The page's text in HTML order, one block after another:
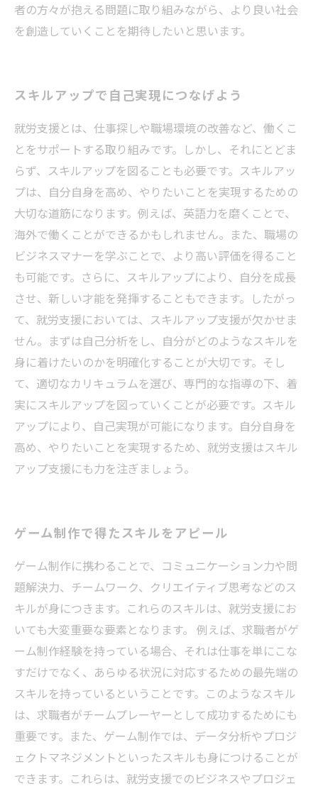
者の方々が抱える問題に取り組みながら、より良い社会
を創造していくことを期待したいと思います。
スキルアップで自己実現につなげよう
就労支援とは、仕事探しや職場環境の改善など、働くこ
とをサポートする取り組みです。しかし、それにとどま
らず、スキルアップを図ることも必要です。スキルアッ
プは、自分自身を高め、やりたいことを実現するための
大切な道筋になります。例えば、英語力を磨くことで、
海外で働くことができるかもしれません。また、職場の
ビジネスマナーを学ぶことで、より高い評価を得ること
も可能です。さらに、スキルアップにより、自分を成長
させ、新しい才能を発揮することもできます。したがっ
て、就労支援においては、スキルアップ支援が欠かせま
せん。まずは自己分析をし、自分がどのようなスキルを
身に着けたいのかを明確化することが大切です。そし
て、適切なカリキュラムを選び、専門的な指導の下、着
実にスキルアップを図っていくことが必要です。スキル
アップにより、自己実現が可能になります。自分自身を
高め、やりたいことを実現するため、就労支援はスキル
アップ支援にも力を注ぎましょう。
ゲーム制作で得たスキルをアピール
ゲーム制作に携わることで、コミュニケーション力や問
題解決力、チームワーク、クリエイティブ思考などのス
キルが身につきます。これらのスキルは、就労支援にお
いても大変重要な要素となります。 例えば、求職者がゲ
ーム制作経験を持っている場合、それは仕事を単にこな
すだけでなく、あらゆる状況に対応するための最先端の
スキルを持っているということです。このようなスキル
は、求職者がチームプレーヤーとして成功するためにも
重要です。また、ゲーム制作では、データ分析やプロジ
ェクトマネジメントといったスキルも身につけることが
できます。これらは、就労支援でのビジネスやプロジェ